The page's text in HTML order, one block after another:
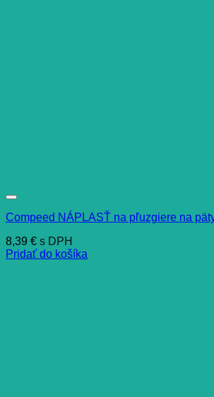
Compeed NÁPLASŤ na pľuzgiere na
8,39 € s DPH
Pridať do košíka